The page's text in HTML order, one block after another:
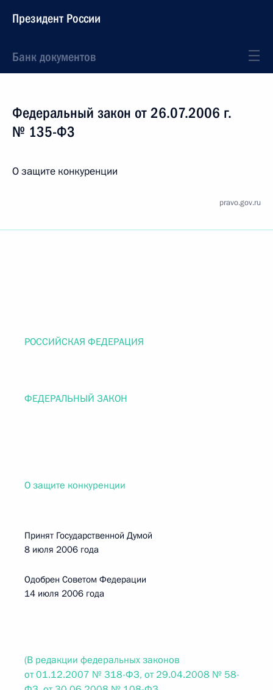
Президент России
Банк документов
Федеральный закон от 26.07.2006 г.
№ 135-ФЗ
О защите конкуренции
pravo.gov.ru
РОССИЙСКАЯ ФЕДЕРАЦИЯ
ФЕДЕРАЛЬНЫЙ ЗАКОН
О защите конкуренции
Принят Государственной Думой
8 июля 2006 года
Одобрен Советом Федерации
14 июля 2006 года
(В редакции федеральных законов
от 01.12.2007 № 318-ФЗ, от 29.04.2008 № 58-